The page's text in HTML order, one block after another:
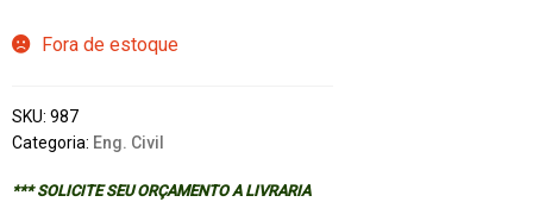
Fora de estoque
SKU: 987
Categoria: Eng. Civil
*** SOLICITE SEU ORÇAMENTO A LIVRARIA